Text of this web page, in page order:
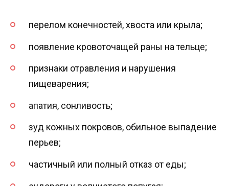
перелом конечностей, хвоста или крыла;
появление кровоточащей раны на тельце;
признаки отравления и нарушения
пищеварения;
апатия, сонливость;
зуд кожных покровов, обильное выпадение
перьев;
частичный или полный отказ от еды;